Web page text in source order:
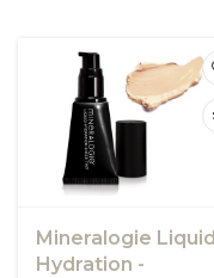
Mineralogie Liquid
Hydration -